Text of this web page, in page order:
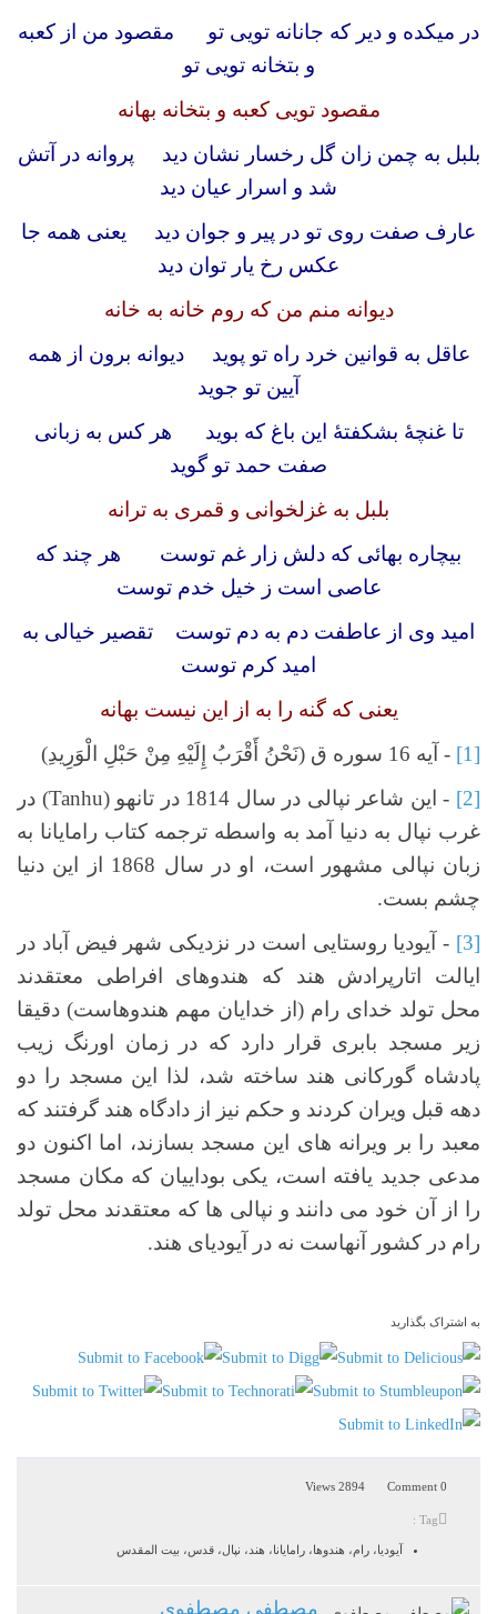
در میکده و دیر که جانانه تویی تو مقصود من از کعبه
و بتخانه تویی تو
مقصود تویی کعبه و بتخانه بهانه
بلبل به چمن زان گل رخسار نشان دید پروانه در آتش
شد و اسرار عیان دید
عارف صفت روی تو در پیر و جوان دید یعنی همه جا
عکس رخ یار توان دید
دیوانه منم من که روم خانه به خانه
عاقل به قوانین خرد راه تو پوید دیوانه برون از همه
آیین تو جوید
تا غنچهٔ بشکفتهٔ این باغ که بوید هر کس به زبانی
صفت حمد تو گوید
بلبل به غزلخوانی و قمری به ترانه
بیچاره بهائی که دلش زار غم توست هر چند که
عاصی است ز خیل خدم توست
امید وی از عاطفت دم به دم توست تقصیر خیالی به
امید کرم توست
یعنی که گنه را به از این نیست بهانه
[1]
- آیه 16 سوره ق (نَحْنُ أَقْرَبُ إِلَيْهِ مِنْ حَبْلِ الْوَرِيدِ)
[2]
- این شاعر نپالی در سال 1814 در تانهو (Tanhu) در
غرب نپال به دنیا آمد به واسطه ترجمه کتاب رامایانا به
زبان نپالی مشهور است، او در سال 1868 از این دنیا
چشم بست.
[3]
- آیودیا روستایی است در نزدیکی شهر فیض آباد در
ایالت اتارپرادش هند که هندوهای افراطی معتقدند
محل تولد خدای رام (از خدایان مهم هندوهاست) دقیقا
زیر مسجد بابری قرار دارد که در زمان اورنگ زیب
پادشاه گورکانی هند ساخته شد، لذا این مسجد را دو
دهه قبل ویران کردند و حکم نیز از دادگاه هند گرفتند که
معبد را بر ویرانه های این مسجد بسازند، اما اکنون دو
مدعی جدید یافته است، یکی بوداییان که مکان مسجد
را از آن خود می دانند و نپالی ها که معتقدند محل تولد
رام در کشور آنهاست نه در آیودیای هند.
به اشتراک بگذارید
0 Comment
2894 Views
Tag :
آیودیا، رام، هندوها، رامایانا، هند، نپال، قدس، بیت المقدس
مصطفی مصطفوی